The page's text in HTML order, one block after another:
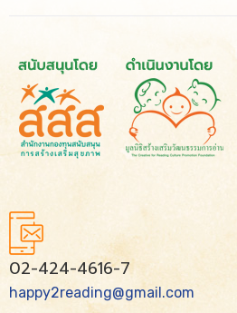
02-424-4616-7
happy2reading@gmail.com